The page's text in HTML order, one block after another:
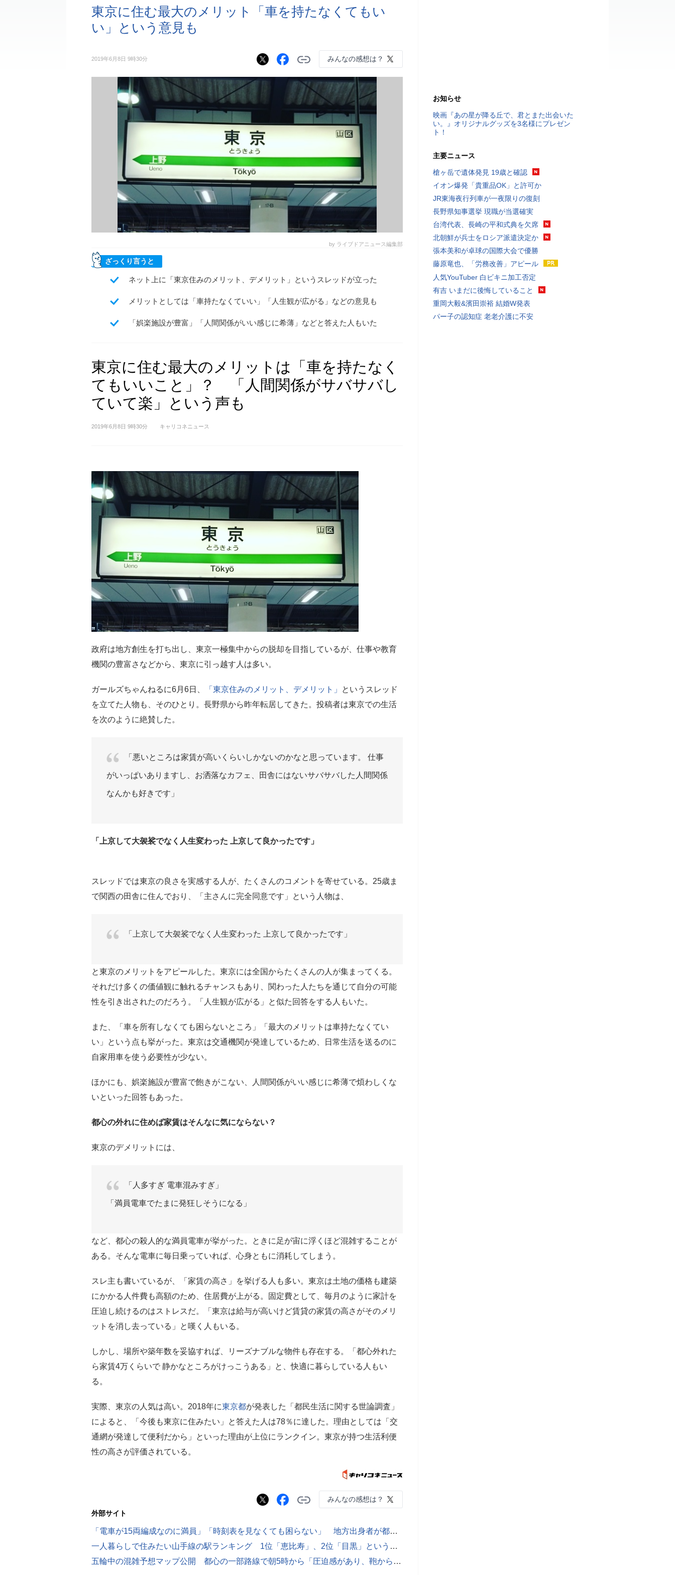
東京に住む最大のメリット「車を持たなくてもい
い」という意見も
2019年6月8日 9時30分 みんなの感想は？
by ライブドアニュース編集部
ざっくり言うと
ネット上に「東京住みのメリット、デメリット」というスレッドが立った
メリットとしては「車持たなくていい」「人生観が広がる」などの意見も
「娯楽施設が豊富」「人間関係がいい感じに希薄」などと答えた人もいた
東京に住む最大のメリットは「車を持たなく
てもいいこと」？ 「人間関係がサバサバし
ていて楽」という声も
2019年6月8日 9時30分 キャリコネニュース
政府は地方創生を打ち出し、東京一極集中からの脱却を目指しているが、仕事や教育
機関の豊富さなどから、東京に引っ越す人は多い。
ガールズちゃんねるに6月6日、 「東京住みのメリット、デメリット」
というスレッド
を立てた人物も、そのひとり。長野県から昨年転居してきた。投稿者は東京での生活
を次のように絶賛した。
「悪いところは家賃が高いくらいしかないのかなと思っています。 仕事
がいっぱいありますし、お洒落なカフェ、田舎にはないサバサバした人間関係
なんかも好きです」
「上京して大袈裟でなく人生変わった 上京して良かったです」
スレッドでは東京の良さを実感する人が、たくさんのコメントを寄せている。25歳ま
で関西の田舎に住んでおり、「主さんに完全同意です」という人物は、
「上京して大袈裟でなく人生変わった 上京して良かったです」
と東京のメリットをアピールした。東京には全国からたくさんの人が集まってくる。
それだけ多くの価値観に触れるチャンスもあり、関わった人たちを通じて自分の可能
性を引き出されたのだろう。「人生観が広がる」と似た回答をする人もいた。
また、「車を所有しなくても困らないところ」「最大のメリットは車持たなくてい
い」という点も挙がった。東京は交通機関が発達しているため、日常生活を送るのに
自家用車を使う必要性が少ない。
ほかにも、娯楽施設が豊富で飽きがこない、人間関係がいい感じに希薄で煩わしくな
いといった回答もあった。
都心の外れに住めば家賃はそんなに気にならない？
東京のデメリットには、
「人多すぎ 電車混みすぎ」
「満員電車でたまに発狂しそうになる」
など、都心の殺人的な満員電車が挙がった。ときに足が宙に浮くほど混雑することが
ある。そんな電車に毎日乗っていれば、心身ともに消耗してしまう。
スレ主も書いているが、「家賃の高さ」を挙げる人も多い。東京は土地の価格も建築
にかかる人件費も高額のため、住居費が上がる。固定費として、毎月のように家計を
圧迫し続けるのはストレスだ。「東京は給与が高いけど賃貸の家賃の高さがそのメリ
ットを消し去っている」と嘆く人もいる。
しかし、場所や築年数を妥協すれば、リーズナブルな物件も存在する。「都心外れた
ら家賃4万くらいで 静かなところがけっこうある」と、快適に暮らしている人もい
る。
実際、東京の人気は高い。2018年に東京都が発表した「都民生活に関する世論調査」
によると、「今後も東京に住みたい」と答えた人は78％に達した。理由としては「交
通網が発達して便利だから」といった理由が上位にランクイン。東京が持つ生活利便
性の高さが評価されている。
みんなの感想は？
外部サイト
「電車が15両編成なのに満員」「時刻表を見なくても困らない」 地方出身者が都会に来て驚いたこと
一人暮らしで住みたい山手線の駅ランキング 1位「恵比寿」、2位「目黒」という結果に
五輪中の混雑予想マップ公開 都心の一部路線で朝5時から「圧迫感があり、鞄から物を出せない」状態
お知らせ
映画『あの星が降る丘で、君とまた出会いた
い。』オリジナルグッズを3名様にプレゼン
ト！
主要ニュース
槍ヶ岳で遺体発見 19歳と確認
イオン爆発「貴重品OK」と許可か
JR東海夜行列車が一夜限りの復刻
長野県知事選挙 現職が当選確実
台湾代表、長崎の平和式典を欠席
北朝鮮が兵士をロシア派遣決定か
張本美和が卓球の国際大会で優勝
藤原竜也、「労務改善」アピール
人気YouTuber 白ビキニ加工否定
有吉 いまだに後悔していること
重岡大毅&濱田崇裕 結婚W発表
パー子の認知症 老老介護に不安